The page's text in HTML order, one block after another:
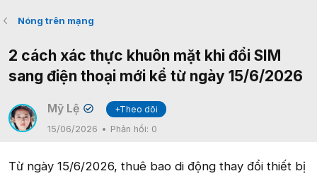
Nóng trên mạng
2 cách xác thực khuôn mặt khi đổi SIM
sang điện thoại mới kể từ ngày 15/6/2026
Mỹ Lệ ✔
+Theo dõi
15/06/2026
Phản hồi: 0
Từ ngày 15/6/2026, thuê bao di động thay đổi thiết bị